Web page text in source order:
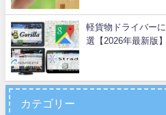
軽貨物ドライバー
選【2026年最新版】
カテゴリー